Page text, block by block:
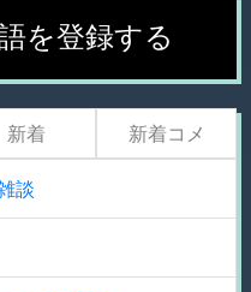
を登録する
新着 新着コメ
談